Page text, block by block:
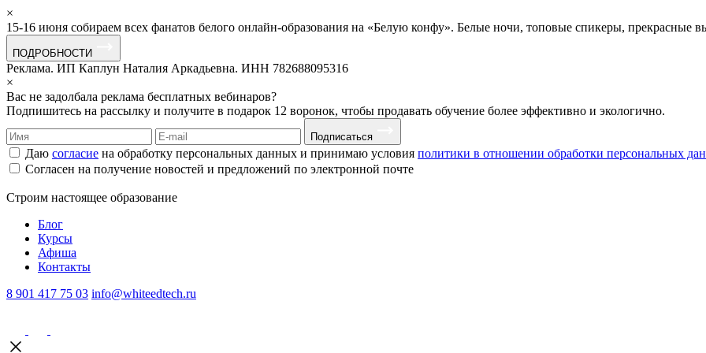
×
15-16 июня собираем всех фанатов белого онлайн-образования на «Белую конфу». Белые ночи, топовые спикеры, прекрасные
ПОДРОБНОСТИ
Реклама. ИП Каплун Наталия Аркадьевна. ИНН 782688095316
×
Вас не задолбала реклама бесплатных вебинаров?
Подпишитесь на рассылку и получите в подарок 12 воронок, чтобы продавать обучение более эффективно и экологично.
Подписаться
Даю согласие на обработку персональных данных и принимаю условия политики в отношении обработки персональных
Согласен на получение новостей и предложений по электронной почте
Строим настоящее образование
Блог
Курсы
Афиша
Контакты
8 901 417 75 03 info@whiteedtech.ru